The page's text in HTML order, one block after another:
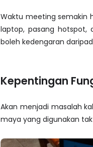
Waktu meeting semakin
laptop, pasang hotspot,
boleh kedengaran
Kepentingan
Akan menjadi masalah
maya yang digunakan